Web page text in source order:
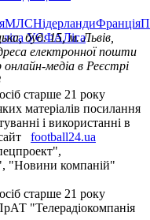
МЛСНідерландиФранція
УЄФАЛіга
буд. 15, м. Львів,
електронної пошти
медіа в Реєстрі
старше 21 року
матеріалів посилання
і використанні в
football24.ua
"Новини компаній"
старше 21 року
"Телерадіокомпанія